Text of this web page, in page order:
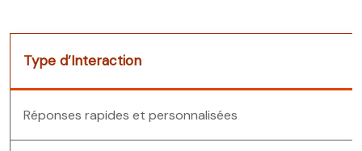
Type d’Interaction
Réponses rapides et personnalisées